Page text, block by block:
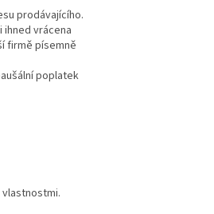
prodávajícího.
vrácena
firmě písemně
poplatek